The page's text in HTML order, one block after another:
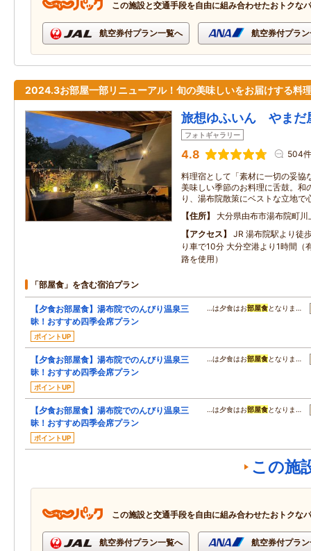
この施設と交通手段を自由に組み合わせたおトクな
航空券付プラン一覧へ 航空券付プラ
2024.3お部屋一部リニューアル！旬の美味しいをお届けする料
旅想ゆふいん やまだ
フォトギャラリー
4.8 504件
料理宿として「素材に一切の妥協
美味しい季節のお料理に舌鼓。和
り、湯布院散策にベストな立地で
住所
大分県由布市湯布院町
アクセス
JR 湯布院駅より徒
り車で10分 大分空港より1時間（
路を使用）
「部屋食」を含む宿泊プラン
【夕食お部屋食】湯布院でのんびり温泉三
昧！おすすめ四季会席プラン
ポイントUP
…は夕食はお部屋食となりま…
【夕食お部屋食】湯布院でのんびり温泉三
昧！おすすめ四季会席プラン
ポイントUP
…は夕食はお部屋食となりま…
【夕食お部屋食】湯布院でのんびり温泉三
昧！おすすめ四季会席プラン
ポイントUP
…は夕食はお部屋食となりま…
この施
この施設と交通手段を自由に組み合わせたおトクな
航空券付プラン一覧へ 航空券付プラ